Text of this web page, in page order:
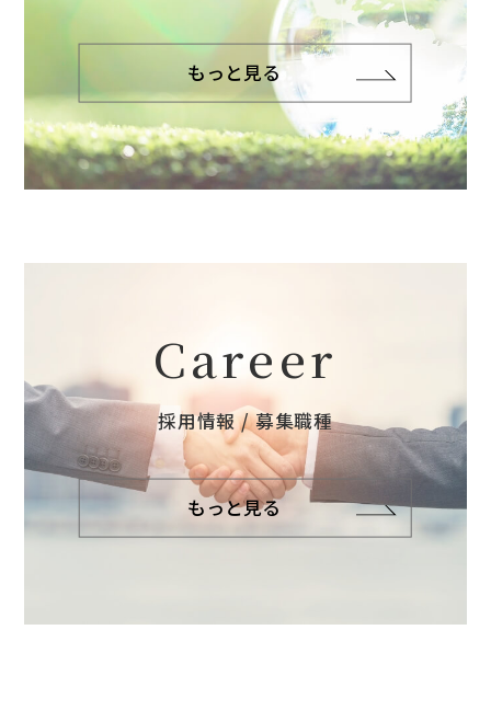
もっと見る
Career
採用情報 / 募集職種
もっと見る